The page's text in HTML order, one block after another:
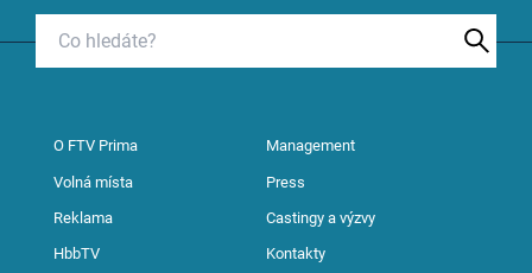
O FTV Prima Management
Volná místa Press
Reklama Castingy a výzvy
HbbTV Kontakty